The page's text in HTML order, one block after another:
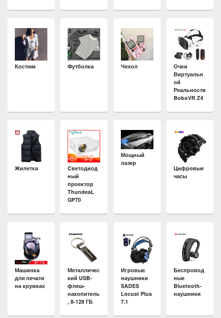
Костюм Футболка Чехол
Очки
Виртуальн
ой
Реальности
BoboVR Z4
Жилетка
Cветодиод
ный
проектор
ThundeaL
GP70
Мощный
лазер
Цифровые
часы
Машинка
для печати
на кружках
Металличес
кий USB-
флеш-
накопитель
, 8-128 ГБ
Игровые
наушники
SADES
Locust Plus
7.1
Беспровод
ные
Bluetooth-
наушники